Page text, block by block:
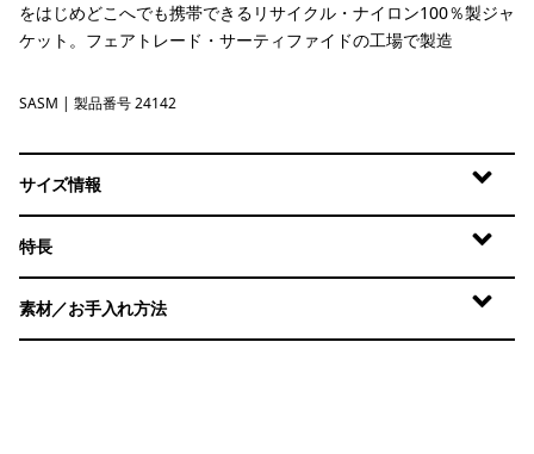
をはじめどこへでも携帯できるリサイクル・ナイロン100％製ジャ
ケット。フェアトレード・サーティファイドの工場で製造
Sastrugi: Summit Blue
SASM | 製品番号 24142
サイズ情報
特長
素材／お手入れ方法